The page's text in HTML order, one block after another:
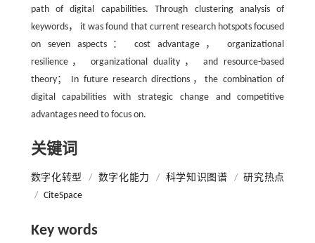
path of digital capabilities. Through clustering analysis of
keywords， it was found that current research hotspots focused
on seven aspects： cost advantage， organizational
resilience， organizational duality， and resource-based
theory； In future research directions，the combination of
digital capabilities with strategic change and competitive
advantages need to focus on.
关键词
数字化转型 / 数字化能力 / 科学知识图谱 / 研究热点
/ CiteSpace
Key words